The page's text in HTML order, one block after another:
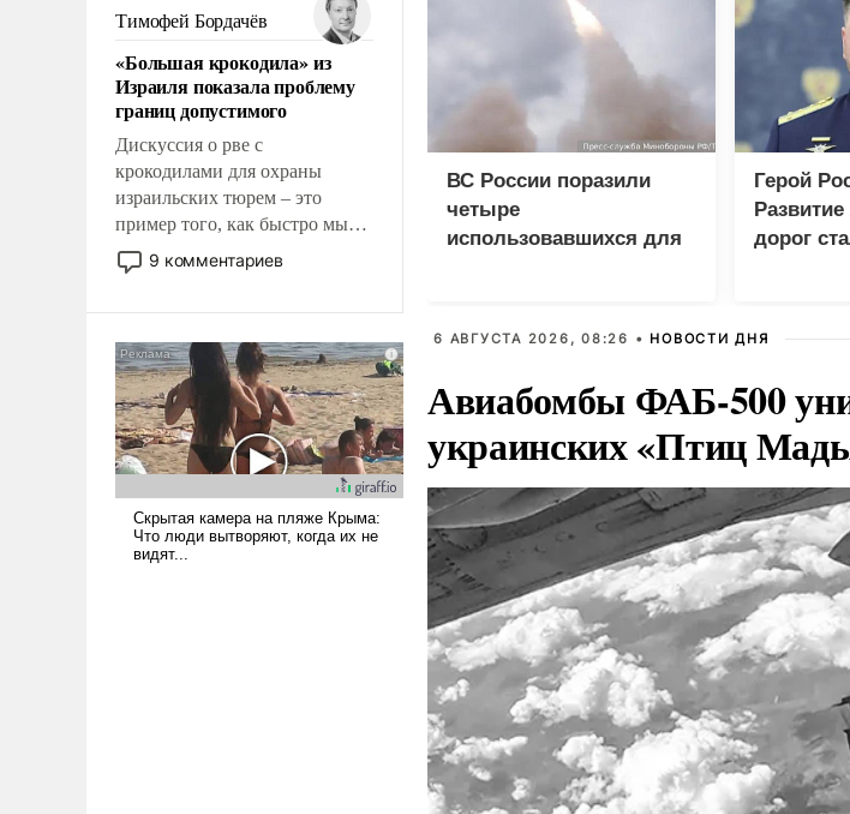
беспрекословно оплачиваться
за счет российских
налогоплательщиков и где за
свои поступки не нужно
отвечать.
Тимофей Бордачёв
«Большая крокодила» из
Израиля показала проблему
границ допустимого
Дискуссия о рве с
крокодилами для охраны
израильских тюрем – это
пример того, как быстро мы
двигаемся по пути
революционных изменений.
псевдонаучной фантастики,
стало всерьез обсуждаемой
идеей.
9 комментариев
ВС России поразили
четыре
использовавшихся для
Герой
дорог
6 АВГУСТА 2026, 08:26 • НОВОСТИ ДНЯ
Авиабомбы ФАБ-500
украинских «Птиц